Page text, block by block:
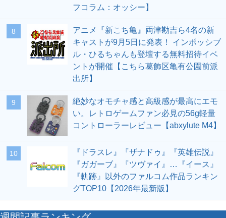
フコラム：オッシー】
8
アニメ『新こち亀』両津勘吉ら4名の新
キャストが9月5日に発表！ インポッシブ
ル・ひるちゃんも登壇する無料招待イベ
ントが開催【こちら葛飾区亀有公園前派
出所】
9
絶妙なオモチャ感と高級感が最高にエモ
い。レトロゲームファン必見の56g軽量
コントローラーレビュー【abxylute M4】
10
『ドラスレ』『ザナドゥ』『英雄伝説』
『ガガーブ』『ツヴァイ』…『イース』
『軌跡』以外のファルコム作品ランキン
グTOP10【2026年最新版】